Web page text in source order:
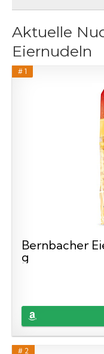
Aktuelle
Eiernudeln
# 1
Bernbacher
g
# 2